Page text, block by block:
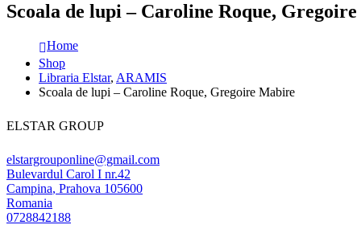
Scoala de lupi – Caroline Roque,
Home
Shop
Libraria Elstar, ARAMIS
Scoala de lupi – Caroline Roque, Gregoire Mabire
ELSTAR GROUP
elstargrouponline@gmail.com
Bulevardul Carol I nr.42
Campina, Prahova 105600
Romania
0728842188